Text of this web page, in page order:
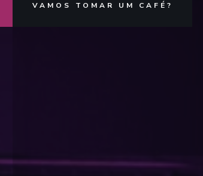
VAMOS TOMAR UM CAFÉ?